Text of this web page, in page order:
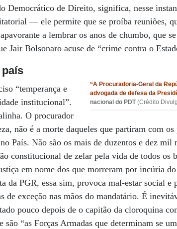
Democrático de Direito, significa, nesse
— ele permite que se proíba reuniões,
a lembrar os anos de chumbo, que
Jair Bolsonaro acuse de “crime contra o
“A Procuradoria-Geral da
advogada de defesa da
nacional do PDT
“temperança e
institucional”.
O procurador
não é a morte daqueles que partiram com
País. Não são os mais de duzentos e dez
constitucional de zelar pela vida de todos os
em nome dos que morreram por incúria
da PGR, essa sim, provoca mal-estar social e
de exceção nas mãos do mandatário. É
pouco depois de o capitão da cloroquina
são “as Forças Armadas que determinam se